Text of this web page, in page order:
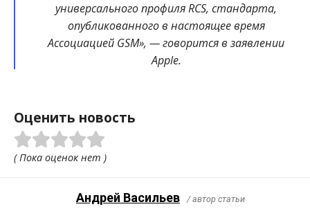
универсального профиля RCS, стандарта,
опубликованного в настоящее время
Ассоциацией GSM», — говорится в заявлении
Apple.
Оценить новость
( Пока оценок нет )
Андрей Васильев / автор статьи